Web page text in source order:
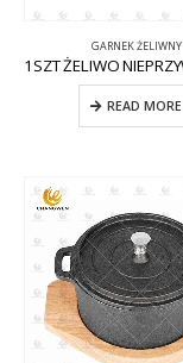
GARNEK ŻELIWNY
READ MORE